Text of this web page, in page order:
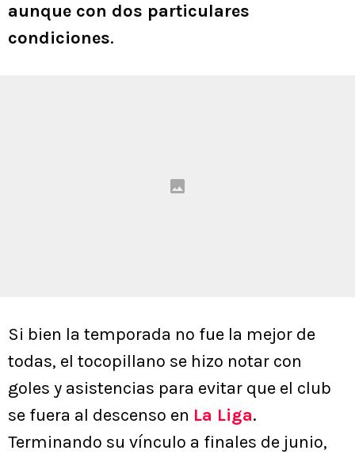
aunque con dos particulares
condiciones.
Si bien la temporada no fue la mejor de
todas, el tocopillano se hizo notar con
goles y asistencias para evitar que el club
se fuera al descenso en La Liga.
Terminando su vínculo a finales de junio,